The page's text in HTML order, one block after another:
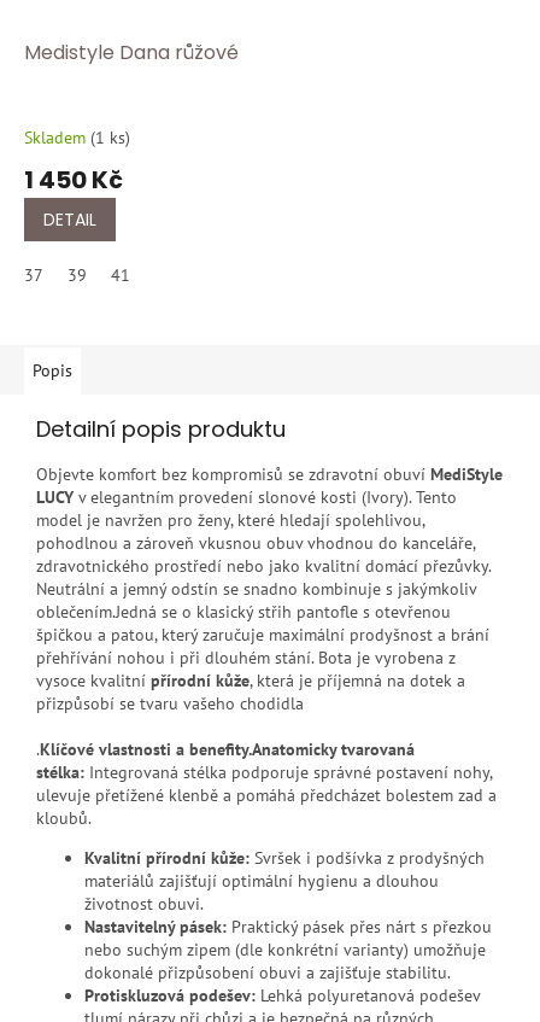
Medistyle Dana růžové
Skladem (1 ks)
1 450 Kč
DETAIL
37 39 41
Popis
Detailní popis produktu
Objevte komfort bez kompromisů se zdravotní obuví MediStyle
LUCY v elegantním provedení slonové kosti (Ivory). Tento
model je navržen pro ženy, které hledají spolehlivou,
pohodlnou a zároveň vkusnou obuv vhodnou do kanceláře,
zdravotnického prostředí nebo jako kvalitní domácí přezůvky.
Neutrální a jemný odstín se snadno kombinuje s jakýmkoliv
oblečením.Jedná se o klasický střih pantofle s otevřenou
špičkou a patou, který zaručuje maximální prodyšnost a brání
přehřívání nohou i při dlouhém stání. Bota je vyrobena z
vysoce kvalitní přírodní kůže, která je příjemná na dotek a
přizpůsobí se tvaru vašeho chodidla
.Klíčové vlastnosti a benefity.Anatomicky tvarovaná
stélka: Integrovaná stélka podporuje správné postavení nohy,
ulevuje přetížené klenbě a pomáhá předcházet bolestem zad a
kloubů.
Kvalitní přírodní kůže: Svršek i podšívka z prodyšných
materiálů zajišťují optimální hygienu a dlouhou
životnost obuvi.
Nastavitelný pásek: Praktický pásek přes nárt s přezkou
nebo suchým zipem (dle konkrétní varianty) umožňuje
dokonalé přizpůsobení obuvi a zajišťuje stabilitu.
Protiskluzová podešev: Lehká polyuretanová podešev